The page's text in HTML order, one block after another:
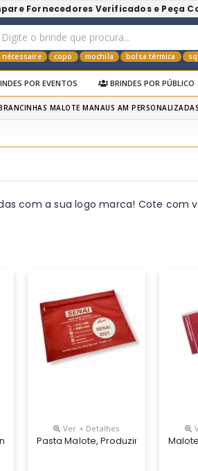
Fornecedores Verificados e Peça
nécessaire copo mochila bolsa térmica
POR EVENTOS BRINDES POR PÚBLICO
MALOTE MANAUS AM PERSONALIZADAS
com a sua logo marca! Cote com
Acordo Com A Necessidade Do Cliente.
Material E Medidas De Acordo
Ver + Detalhes
Pasta Malote, Produzimos Em